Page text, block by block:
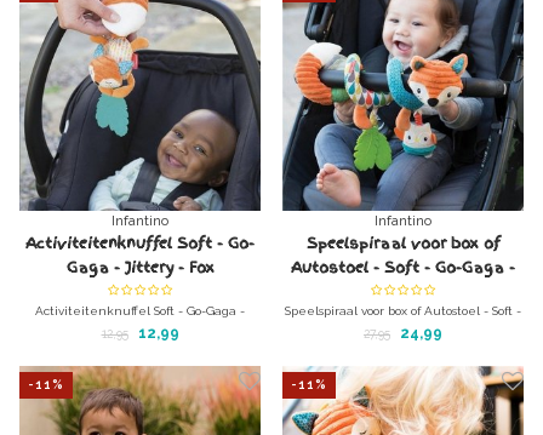
Infantino
Activiteitenknuffel Soft - Go-
Gaga - Jittery - Fox
Activiteitenknuffel Soft - Go-Gaga -
Jittery - Fox vosje
12,95 12,99
Infantino
Speelspiraal voor box of
Autostoel - Soft - Go-Gaga -
Vos
Speelspiraal voor box of Autostoel - Soft -
Go-Gaga - Roze vlinder
27,95 24,99
-11% -11%